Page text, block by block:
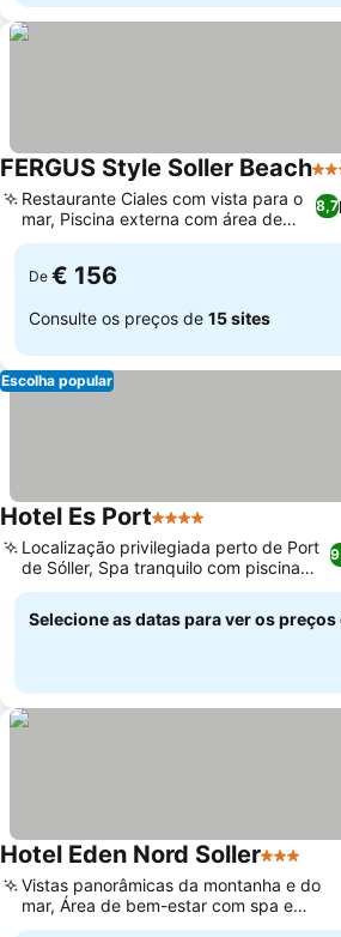
FERGUS Style Soller Beach4
8,7
Restaurante Ciales com vista para o
mar, Piscina externa com área de
jardim
De € 156
Consulte os preços de 15 sites
Escolha popular
Hotel Es Port4 Estrelas
Localização privilegiada perto de Port
de Sóller, Spa tranquilo com piscina
coberta
Selecione as datas para ver os preços
Hotel Eden Nord Soller3 Estrelas
Vistas panorâmicas da montanha e do
mar, Área de bem-estar com spa e
academia